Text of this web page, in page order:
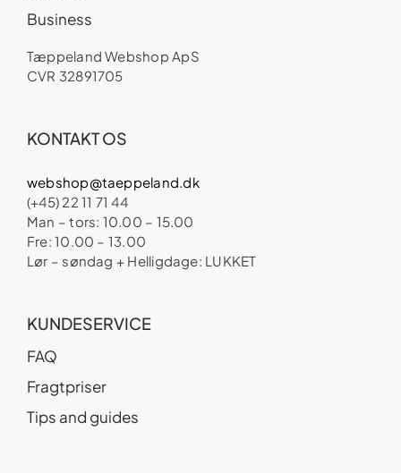
Business
Tæppeland Webshop ApS
CVR 32891705
KONTAKT OS
webshop@taeppeland.dk
(+45) 22 11 71 44
Man – tors: 10.00 – 15.00
Fre: 10.00 – 13.00
Lør – søndag + Helligdage: LUKKET
KUNDESERVICE
FAQ
Fragtpriser
Tips and guides